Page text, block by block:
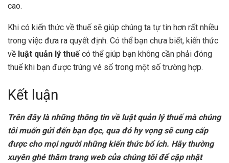
cao.
Khi có kiến thức về thuế sẽ giúp chúng ta tự tin hơn rất nhiều
trong việc đưa ra quyết định. Có thể bạn chưa biết, kiến thức
về luật quản lý thuếcó thể giúp bạn không cần phải đóng
thuế khi bạn được trúng vé số trong một số trường hợp.
Kết luận
Trên đây là những thông tin về luật quản lý thuế mà chúng
tôi muốn gửi đến bạn đọc, qua đó hy vọng sẽ cung cấp
được cho mọi người những kiến thức bổ ích. Hãy thường
xuyên ghé thăm trang web của chúng tôi để cập nhật